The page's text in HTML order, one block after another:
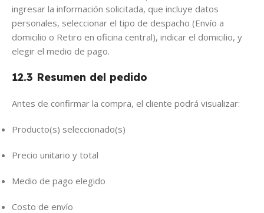
ingresar la información solicitada, que incluye datos
personales, seleccionar el tipo de despacho (Envío a
domicilio o Retiro en oficina central), indicar el domicilio, y
elegir el medio de pago.
12.3 Resumen del pedido
Antes de confirmar la compra, el cliente podrá visualizar:
Producto(s) seleccionado(s)
Precio unitario y total
Medio de pago elegido
Costo de envío